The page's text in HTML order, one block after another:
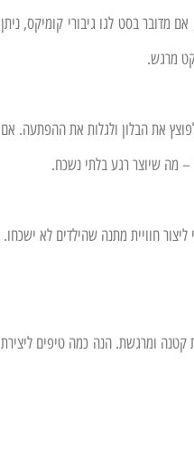
מדובר בסט לגו גיבורי קומיקס, ניתן
מרגש.
לפוצץ את הבלון ולגלות את ההפתעה. אם
– מה שיוצר רגע בלתי נשכח.
חוויית מתנה שהילדים לא ישכחו.
קטנה ומרגשת. הנה כמה טיפים ליצירת